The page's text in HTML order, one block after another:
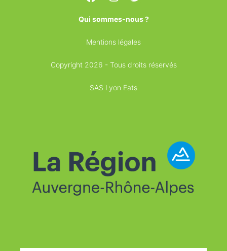
Qui sommes-nous ?
Mentions légales
Copyright 2026 - Tous droits réservés
SAS Lyon Eats